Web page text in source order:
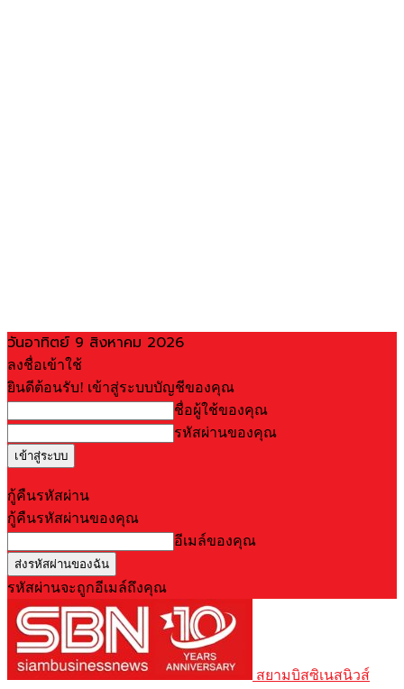
วันอาทิตย์ 9 สิงหาคม 2026
ลงชื่อเข้าใช้
ยินดีต้อนรับ! เข้าสู่ระบบบัญชีของคุณ
ชื่อผู้ใช้ของคุณ
รหัสผ่านของคุณ
กู้คืนรหัสผ่าน
กู้คืนรหัสผ่านของคุณ
อีเมล์ของคุณ
รหัสผ่านจะถูกอีเมล์ถึงคุณ
สยามบิสซิเนสนิวส์